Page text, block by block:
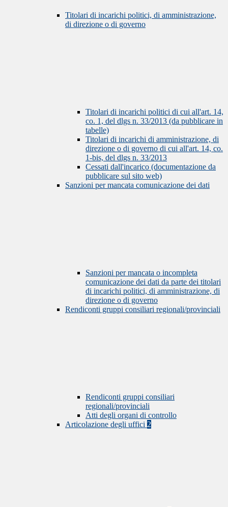
Titolari di incarichi politici, di amministrazione,
di direzione o di governo
Titolari di incarichi politici di cui all'art. 14,
co. 1, del dlgs n. 33/2013 (da pubblicare in
tabelle)
Titolari di incarichi di amministrazione, di
direzione o di governo di cui all'art. 14, co.
1-bis, del dlgs n. 33/2013
Cessati dall'incarico (documentazione da
pubblicare sul sito web)
Sanzioni per mancata comunicazione dei dati
Sanzioni per mancata o incompleta
comunicazione dei dati da parte dei titolari
di incarichi politici, di amministrazione, di
direzione o di governo
Rendiconti gruppi consiliari regionali/provinciali
Rendiconti gruppi consiliari
regionali/provinciali
Atti degli organi di controllo
Articolazione degli uffici 2